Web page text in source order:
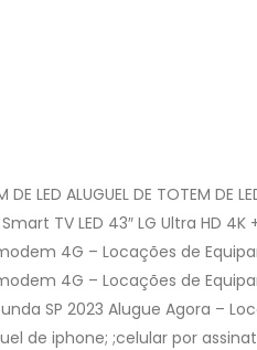
DE LED ALUGUEL DE TOTEM DE
TV LED 43″ LG Ultra HD
4G – Locações de
4G – Locações de
SP 2023 Alugue Agora –
de iphone; ;celular por